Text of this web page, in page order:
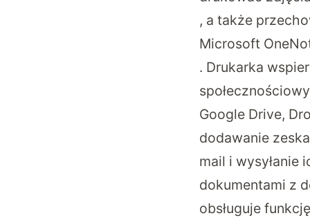
, a także
Microsoft
. Drukarka
Google Drive,
dodawanie
mail i wysyłanie
dokumentami z
obsługuje